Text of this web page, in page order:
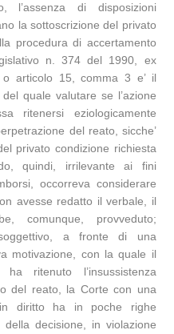
l’assenza di disposizioni
la sottoscrizione del privato
procedura di accertamento
n. 374 del 1990, ex
articolo 15, comma 3 e’ il
quale valutare se l’azione
ritenersi eziologicamente
del reato, sicche’
privato condizione richiesta
quindi, irrilevante ai fini
occorreva considerare
avesse redatto il verbale, il
comunque, provveduto;
a fronte di una
motivazione, con la quale il
ritenuto l’insussistenza
del reato, la Corte con una
in diritto ha in poche righe
decisione, in violazione